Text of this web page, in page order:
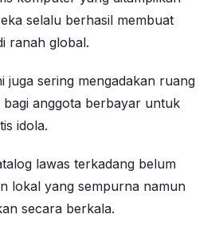
selalu berhasil membuat
ranah global.
juga sering mengadakan ruang
anggota berbayar untuk
idola.
lawas terkadang belum
lokal yang sempurna namun
secara berkala.